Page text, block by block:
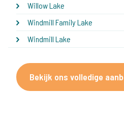
Willow Lake
Windmill Family Lake
Windmill Lake
Bekijk ons volledige